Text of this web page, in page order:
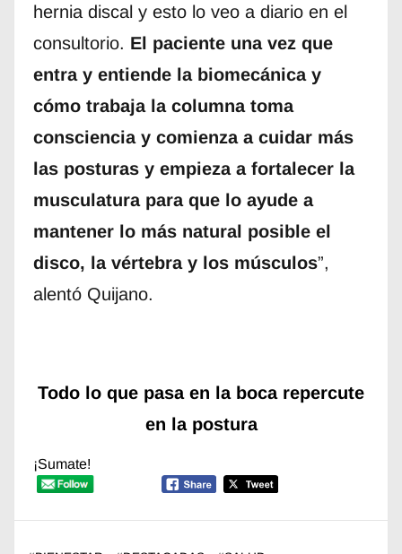
hernia discal y esto lo veo a diario en el
consultorio. El paciente una vez que
entra y entiende la biomecánica y
cómo trabaja la columna toma
consciencia y comienza a cuidar más
las posturas y empieza a fortalecer la
musculatura para que lo ayude a
mantener lo más natural posible el
disco, la vértebra y los músculos”,
alentó Quijano.
Todo lo que pasa en la boca repercute
en la postura
¡Sumate!